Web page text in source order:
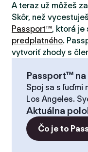
A teraz už môžeš
Skôr, než
Passport™, ktorá je
predplatného.
vytvoriť zhody s
Passport™
Spoj sa s ľuďmi
Los Angeles.
Aktuálna
Čo je to